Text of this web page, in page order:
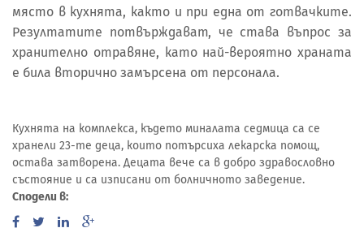
място в кухнята, както и при една от готвачките.
Резултатите потвърждават, че става въпрос за
хранително отравяне, като най-вероятно храната
е била вторично замърсена от персонала.
Кухнята на комплекса, където миналата седмица са се
хранели 23-те деца, които потърсиха лекарска помощ,
остава затворена. Децата вече са в добро здравословно
състояние и са изписани от болничното заведение.
Сподели в: